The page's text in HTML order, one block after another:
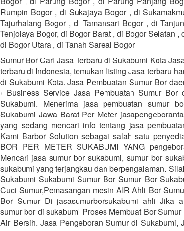
Rumpin Bogor , di Sukajaya Bogor , di
Tajurhalang Bogor , di Tamansari Bogor , di
Tenjolaya Bogor, di Bogor Barat , di Bogor Selatan ,
di Bogor Utara , di Tanah Sareal Bogor
Sumur Bor Cari Jasa Terbaru di Sukabumi Kota
terbaru di Indonesia, temukan listing Jasa terbaru
di Sukabumi Kota. Jasa Pembuatan Sumur Bor
› Business Service Jasa Pembuatan Sumur Bor
Sukabumi. Menerima jasa pembuatan sumur
Sukabumi Jawa Barat Per Meter
yang sedang mencari info tentang jasa
Kami Barbor Solution sebagai salah satu
BOR PER METER SUKABUMI YANG
Mencari jasa sumur bor sukabumi, sumur bor
sukabumi yang terjangkau dan berpengalaman.
Sukabumi Sukabumi Sumur Bor Sumur Bor
Cuci Sumur,Pemasangan mesin AIR Ahli Bor
Bor Sumur Di jasasumurborsukabumi ahli Jika
sumur bor di sukabumi Proses Membuat Bor
Air Bersih. Jasa Pengeboran Sumur di Sukabumi,